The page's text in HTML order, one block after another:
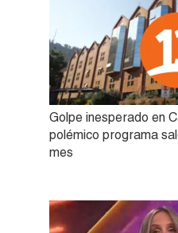
Golpe inesperado en
polémico programa
mes